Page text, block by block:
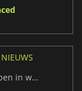
Black Flag Resynced haalt 3 miljoen verkopen in week